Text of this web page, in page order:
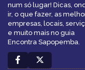
num só lugar! Dicas,
ir, o que fazer, as
empresas, locais,
e muito mais no guia
Encontra Sapopemba.